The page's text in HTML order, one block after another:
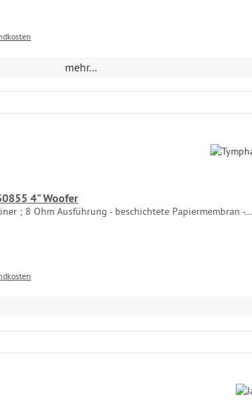
mehr...
4" Woofer
; 8 Ohm Ausführung - beschichtete Papiermembran -...